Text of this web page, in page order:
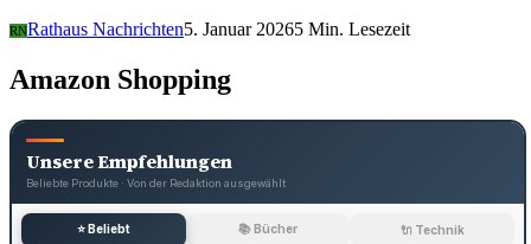
RNRathaus Nachrichten5. Januar 20265 Min. Lesezeit
Amazon Shopping
Unsere Empfehlungen
Beliebte Produkte · Von der Redaktion ausgewählt
⭐ Beliebt 📚 Bücher 🔌 Technik